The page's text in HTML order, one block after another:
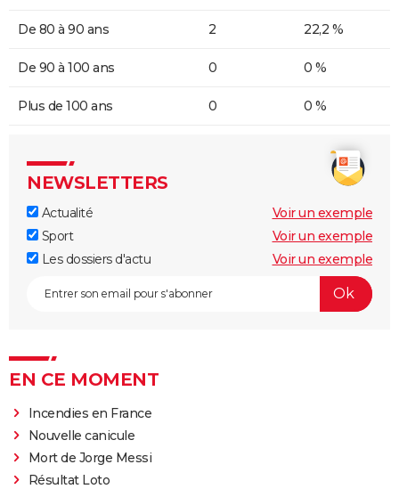
De 80 à 90 ans 2 22,2 %
De 90 à 100 ans 0 0 %
Plus de 100 ans 0 0 %
NEWSLETTERS
Actualité
Voir un exemple
Sport
Voir un exemple
Les dossiers d'actu
Voir un exemple
EN CE MOMENT
Incendies en France
Nouvelle canicule
Mort de Jorge Messi
Résultat Loto